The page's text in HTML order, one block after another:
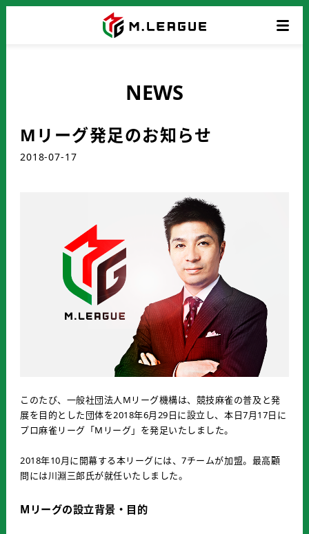
NEWS
Mリーグ発足のお知らせ
2018-07-17
このたび、一般社団法人Mリーグ機構は、競技麻雀の普及と発
展を目的とした団体を2018年6月29日に設立し、本日7月17日に
プロ麻雀リーグ「Mリーグ」を発足いたしました。
2018年10月に開幕する本リーグには、7チームが加盟。最高顧
問には川淵三郎氏が就任いたしました。
Mリーグの設立背景・目的